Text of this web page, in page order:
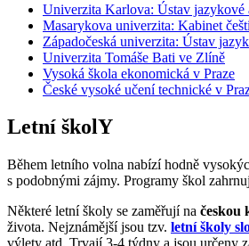
Univerzita Karlova: Ústav jazykové
Masarykova univerzita: Kabinet
Západočeská univerzita: Ústav
Univerzita Tomáše Bati ve Zlíně
Vysoká škola ekonomická v Praze
České vysoké učení technické v
Letní školY
Během letního volna nabízí hodně
s podobnými zájmy. Programy škol
Některé letní školy se zaměřují na českou
života. Nejznámější jsou tzv. letní školy